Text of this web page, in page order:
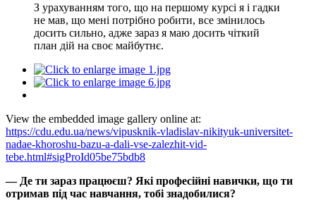
З урахуванням того, що на першому курсі я і гадки
не мав, що мені потрібно робити, все змінилось
досить сильно, адже зараз я маю досить чіткий
план дій на своє майбутнє.
View the embedded image gallery online at:
https://cdu.edu.ua/news/vipusknik-vladislav-nikityuk-universitet-
nadae-khoroshu-bazu-a-dali-vse-zalezhit-vid-
tebe.html#sigProId05be75bdb8
— Де ти зараз працюєш? Які професійні навички, що ти
отримав під час навчання, тобі знадобилися?